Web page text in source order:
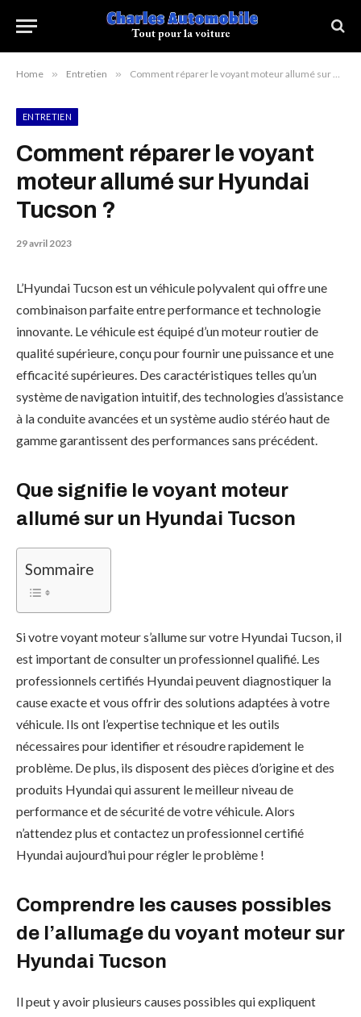
Home » Entretien » Comment réparer le voyant moteur allumé sur Hyundai Tucson ?
ENTRETIEN
Comment réparer le voyant
moteur allumé sur Hyundai
Tucson ?
29 avril 2023
L’Hyundai Tucson est un véhicule polyvalent qui offre une
combinaison parfaite entre performance et technologie
innovante. Le véhicule est équipé d’un moteur routier de
qualité supérieure, conçu pour fournir une puissance et une
efficacité supérieures. Des caractéristiques telles qu’un
système de navigation intuitif, des technologies d’assistance
à la conduite avancées et un système audio stéréo haut de
gamme garantissent des performances sans précédent.
Que signifie le voyant moteur
allumé sur un Hyundai Tucson
Sommaire
Si votre voyant moteur s’allume sur votre Hyundai Tucson, il
est important de consulter un professionnel qualifié. Les
professionnels certifiés Hyundai peuvent diagnostiquer la
cause exacte et vous offrir des solutions adaptées à votre
véhicule. Ils ont l’expertise technique et les outils
nécessaires pour identifier et résoudre rapidement le
problème. De plus, ils disposent des pièces d’origine et des
produits Hyundai qui assurent le meilleur niveau de
performance et de sécurité de votre véhicule. Alors
n’attendez plus et contactez un professionnel certifié
Hyundai aujourd’hui pour régler le problème !
Comprendre les causes possibles
de l’allumage du voyant moteur sur
Hyundai Tucson
Il peut y avoir plusieurs causes possibles qui expliquent